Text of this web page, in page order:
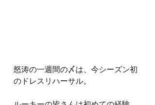
怒涛の一週間の〆は、今シーズン初
のドレスリハーサル。